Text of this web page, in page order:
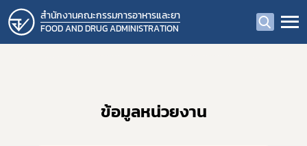
สำนักงานคณะกรรมการอาหารและยา
FOOD AND DRUG ADMINISTRATION
ข้อมูลหน่วยงาน